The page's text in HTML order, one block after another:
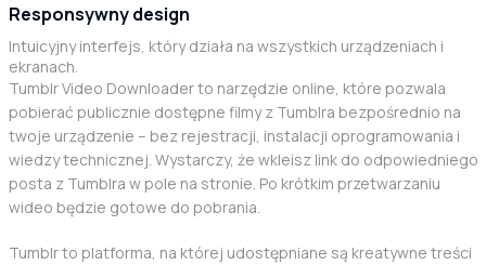
Responsywny design
Intuicyjny interfejs, który działa na wszystkich urządzeniach i
ekranach.
Tumblr Video Downloader to narzędzie online, które pozwala
pobierać publicznie dostępne filmy z Tumblra bezpośrednio na
twoje urządzenie – bez rejestracji, instalacji oprogramowania i
wiedzy technicznej. Wystarczy, że wkleisz link do odpowiedniego
posta z Tumblra w pole na stronie. Po krótkim przetwarzaniu
wideo będzie gotowe do pobrania.
Tumblr to platforma, na której udostępniane są kreatywne treści